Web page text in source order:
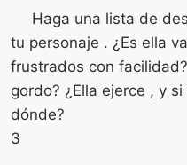
Haga una lista de
tu personaje . ¿Es ella
frustrados con
gordo? ¿Ella ejerce , y
dónde?
3